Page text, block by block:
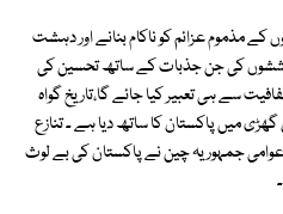
مذموم عزائم کو ناکام بنانے اور دہشت
کی جن جذبات کے ساتھ تحسین کی
سے ہی تعبیر کیا جائے گا،تاریخ گواہ
میں پاکستان کا ساتھ دیا ہے ۔ تنازع
جمہوریہ چین نے پاکستان کی بے لوث